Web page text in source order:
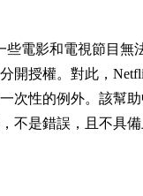
些電影和電視節目無
開授權。對此，
次性的例外。該幫
不是錯誤，且不具